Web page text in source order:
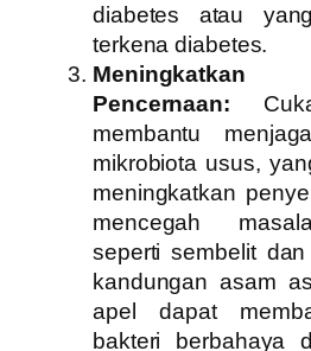
diabetes atau
terkena diabetes.
Pencernaan:
membantu
mikrobiota usus,
meningkatkan
mencegah
seperti sembelit
kandungan asam
apel dapat
bakteri berbahaya